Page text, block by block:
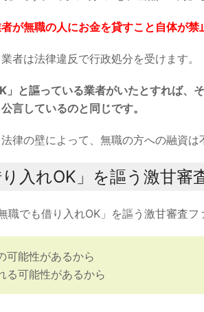
が無職の人にお金を貸すこと自体が禁
者は法律違反で行政処分を受けます。
」と謳っている業者がいたとすれば、
言しているのと同じです。
律の壁によって、無職の方への融資は
り入れOK」を謳う激甘
職でも借り入れOK」を謳う激甘審査フ
可能性があるから
る可能性があるから